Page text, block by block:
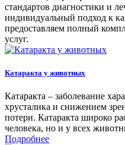
стандартов диагностики и
индивидуальный подход к
предоставляем полный
услуг.
Катаракта у животных
Катаракта – заболевание
хрусталика и снижением
потери. Катаракта широко
человека, но и у всех
Подробнее